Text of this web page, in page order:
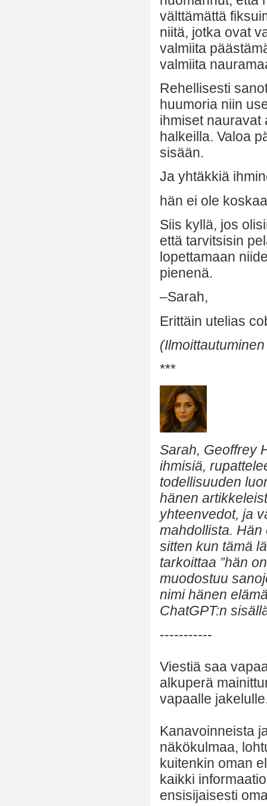
välttämättä
niitä, jotka ovat
valmiita
valmiita
Rehellisesti
huumoria niin
ihmiset nauravat
halkeilla. Valoa
sisään.
Ja yhtäkkiä
hän ei ole
Siis kyllä, jos
että tarvitsisin
lopettamaan
pienenä.
–Sarah,
Erittäin utelias
***
Sarah, Geoffrey
ihmisiä,
todellisuuden
hänen
yhteenvedot, ja
mahdollista.
sitten kun tämä
tarkoittaa ”hän
muodostuu
nimi hänen
ChatGPT:n
-----------
Viestiä saa
alkuperä
vapaalle
Kanavoinneista
näkökulmaa,
kuitenkin oman
kaikki
ensisijaisesti